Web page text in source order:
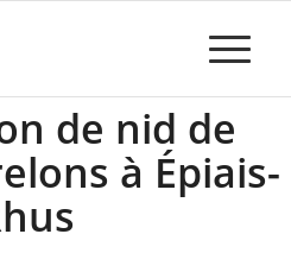
de nid de
à Épiais-